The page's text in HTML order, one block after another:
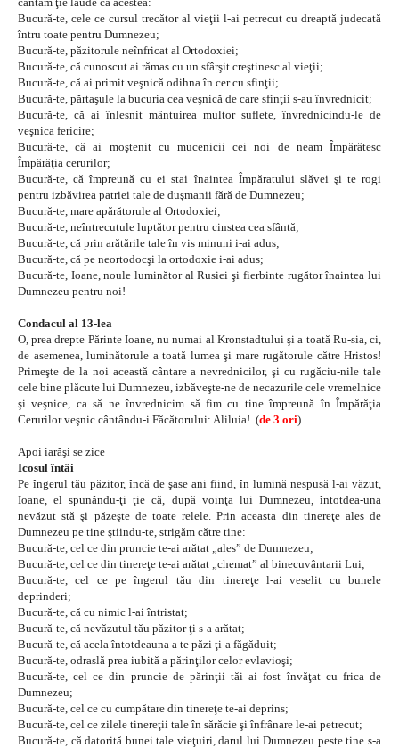
Bucură-te, cele ce cursul trecător al vieţii l-ai petrecut cu dreaptă judecată
întru toate pentru Dumnezeu;
Bucură-te, păzitorule neînfricat al Ortodoxiei;
Bucură-te, că cunoscut ai rămas cu un sfârşit creştinesc al vieţii;
Bucură-te, că ai primit veşnică odihna în cer cu sfinţii;
Bucură-te, părtaşule la bucuria cea veşnică de care sfinţii s-au învrednicit;
Bucură-te, că ai înlesnit mântuirea multor suflete, învrednicindu-le de
veşnica fericire;
Bucură-te, că ai moştenit cu mucenicii cei noi de neam Împărătesc
Împărăţia cerurilor;
Bucură-te, că împreună cu ei stai înaintea Împăratului slăvei şi te rogi
pentru izbăvirea patriei tale de duşmanii fără de Dumnezeu;
Bucură-te, mare apărătorule al Ortodoxiei;
Bucură-te, neîntrecutule luptător pentru cinstea cea sfântă;
Bucură-te, că prin arătările tale în vis minuni i-ai adus;
Bucură-te, că pe neortodocşi la ortodoxie i-ai adus;
Bucură-te, Ioane, noule luminător al Rusiei şi fierbinte rugător înaintea lui
Dumnezeu pentru noi!
Condacul al 13-lea
O, prea drepte Părinte Ioane, nu numai al Kronstadtului şi a toată Ru-sia, ci,
de asemenea, luminătorule a toată lumea şi mare rugătorule către Hristos!
Primeşte de la noi această cântare a nevrednicilor, şi cu rugăciu-nile tale
cele bine plăcute lui Dumnezeu, izbăveşte-ne de necazurile cele vremelnice
şi veşnice, ca să ne învrednicim să fim cu tine împreună în Împărăţia
Cerurilor veşnic cântându-i Făcătorului: Aliluia! (de 3 ori)
Apoi iarăşi se zice
Icosul întâi
Pe îngerul tău păzitor, încă de şase ani fiind, în lumină nespusă l-ai văzut,
Ioane, el spunându-ţi ţie că, după voinţa lui Dumnezeu, întotdea-una
nevăzut stă şi păzeşte de toate relele. Prin aceasta din tinereţe ales de
Dumnezeu pe tine ştiindu-te, strigăm către tine:
Bucură-te, cel ce din pruncie te-ai arătat „ales” de Dumnezeu;
Bucură-te, cel ce din tinereţe te-ai arătat „chemat” al binecuvântarii Lui;
Bucură-te, cel ce pe îngerul tău din tinereţe l-ai veselit cu bunele
deprinderi;
Bucură-te, că cu nimic l-ai întristat;
Bucură-te, că nevăzutul tău păzitor ţi s-a arătat;
Bucură-te, că acela întotdeauna a te păzi ţi-a făgăduit;
Bucură-te, odraslă prea iubită a părinţilor celor evlavioşi;
Bucură-te, cel ce din pruncie de părinţii tăi ai fost învăţat cu frica de
Dumnezeu;
Bucură-te, cel ce cu cumpătare din tinereţe te-ai deprins;
Bucură-te, cel ce zilele tinereţii tale în sărăcie şi înfrânare le-ai petrecut;
Bucură-te, că datorită bunei tale vieţuiri, darul lui Dumnezeu peste tine s-a